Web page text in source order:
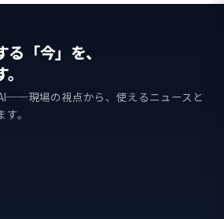
「今」を、
現場の視点から、使えるニュースと
。